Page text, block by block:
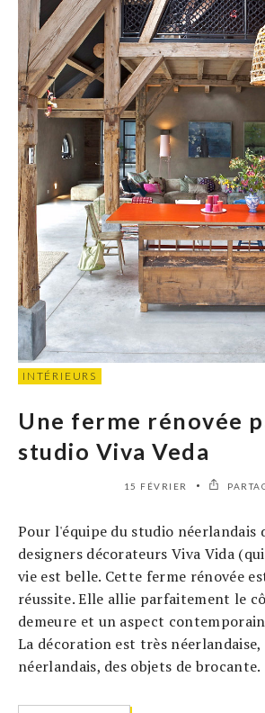
INTÉRIEURS
Une ferme rénovée
studio Viva Veda
15 FÉVRIER
Pour l'équipe du studio néerlandais
designers décorateurs Viva Vida
vie est belle. Cette ferme rénovée
réussite. Elle allie parfaitement le
demeure et un aspect
La décoration est très néerlandaise,
néerlandais, des objets de brocante.